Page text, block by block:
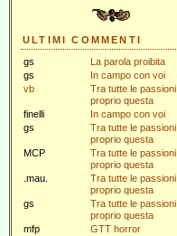
ULTIMI COMMENTI
gs
La parola proibita
gs
In campo con voi
vb
Tra tutte le passioni,
proprio questa
finelli
In campo con voi
gs
Tra tutte le passioni,
proprio questa
MCP
Tra tutte le passioni,
proprio questa
.mau.
Tra tutte le passioni,
proprio questa
gs
Tra tutte le passioni,
proprio questa
mfp
GTT horror